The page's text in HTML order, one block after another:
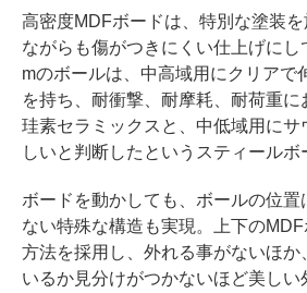
高密度MDFボードは、特別な塗装
ながらも傷がつきにくい仕上げに
mのボールは、中高域用にクリアで
を持ち、耐衝撃、耐摩耗、耐荷重
珪素セラミックスと、中低域用にサ
しいと判断したというスティールボ
ボードを動かしても、ボールの位置
ない特殊な構造も実現。上下の
方法を採用し、外れる事がないほか
いるか見分けがつかないほど美しい